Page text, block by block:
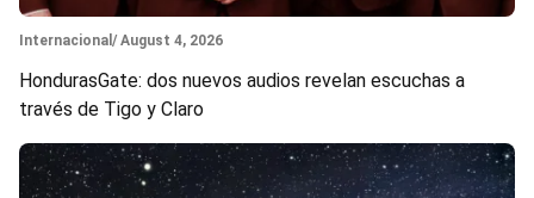
Section
Internacional / August 4, 2026
HondurasGate: dos nuevos audios revelan escuchas a
través de Tigo y Claro